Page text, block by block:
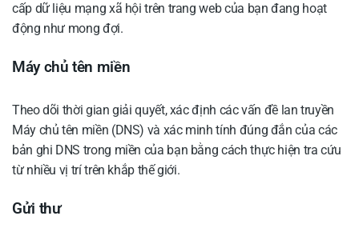
cấp dữ liệu mạng xã hội trên trang web của bạn đang hoạt
động như mong đợi.
Máy chủ tên miền
Theo dõi thời gian giải quyết, xác định các vấn đề lan truyền
Máy chủ tên miền (DNS) và xác minh tính đúng đắn của các
bản ghi DNS trong miền của bạn bằng cách thực hiện tra cứu
từ nhiều vị trí trên khắp thế giới.
Gửi thư